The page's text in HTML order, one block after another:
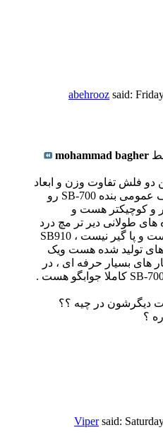
abehrooz said:
mohammad bagher
دو فلش تفاوت وزن و ابعاد
هست ، برای مصارف عمومی بنده SB-700 رو
و کوچیکتر هست و
طولانی دیر تر مچ درد
میگیرن و زیاد هم دست و پا گیر نیست ، SB910
تولید شده هست ویک
های بسیار حرفه ای ، در
دیگرشون در چیه ؟؟
؟
Vipersaid: